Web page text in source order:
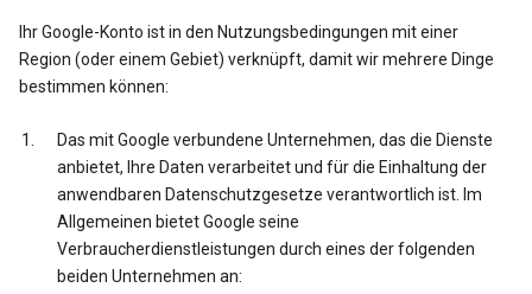
Ihr Google-Konto ist in den Nutzungsbedingungen mit einer
Region (oder einem Gebiet) verknüpft, damit wir mehrere Dinge
bestimmen können:
Das mit Google verbundene Unternehmen, das die Dienste
anbietet, Ihre Daten verarbeitet und für die Einhaltung der
anwendbaren Datenschutzgesetze verantwortlich ist. Im
Allgemeinen bietet Google seine
Verbraucherdienstleistungen durch eines der folgenden
beiden Unternehmen an: